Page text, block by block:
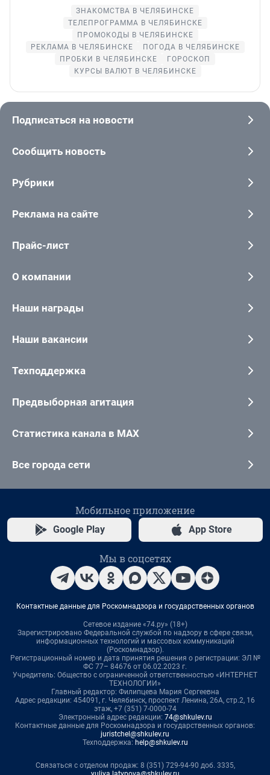
ЗНАКОМСТВА В ЧЕЛЯБИНСКЕ
ТЕЛЕПРОГРАММА В ЧЕЛЯБИНСКЕ
ПРОМОКОДЫ В ЧЕЛЯБИНСКЕ
РЕКЛАМА В ЧЕЛЯБИНСКЕ
ПОГОДА В ЧЕЛЯБИНСКЕ
ПРОБКИ В ЧЕЛЯБИНСКЕ
ГОРОСКОП
КУРСЫ ВАЛЮТ В ЧЕЛЯБИНСКЕ
Подписаться на новости
Сообщить новость
Рубрики
Реклама на сайте
Прайс-лист
О компании
Наши награды
Наши вакансии
Техподдержка
Предвыборная агитация
Статистика канала в MAX
Все города сети
Мобильное приложение
Google Play App Store
Мы в соцсетях
Контактные данные для Роскомнадзора и государственных органов
Сетевое издание «74.ру» (18+)
Зарегистрировано Федеральной службой по надзору в сфере связи,
информационных технологий и массовых коммуникаций
(Роскомнадзор).
Регистрационный номер и дата принятия решения о регистрации: ЭЛ №
ФС 77– 84676 от 06.02.2023 г.
Учредитель: Общество с ограниченной ответственностью «ИНТЕРНЕТ
ТЕХНОЛОГИИ»
Главный редактор: Филипцева Мария Сергеевна
Адрес редакции: 454091, г. Челябинск, проспект Ленина, 26А, стр.2, 16
этаж, +7 (351) 7-0000-74
Электронный адрес редакции: 74@shkulev.ru
Контактные данные для Роскомнадзора и государственных органов:
juristchel@shkulev.ru
Техподдержка: help@shkulev.ru
Связаться с отделом продаж: 8 (351) 729-94-90 доб. 3335,